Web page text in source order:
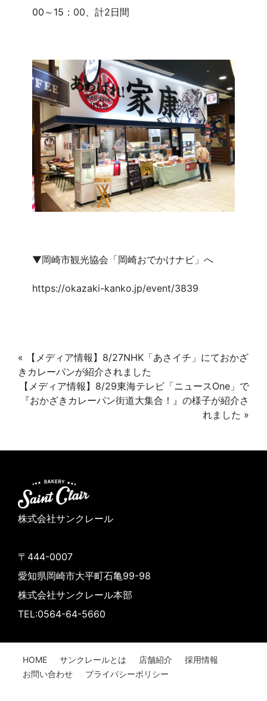
00～15：00、計2日間
▼岡崎市観光協会「岡崎おでかけナビ」へ
https://okazaki-kanko.jp/event/3839
«
【メディア情報】8/27NHK「あさイチ」にておかざ
きカレーパンが紹介されました
【メディア情報】8/29東海テレビ「ニュースOne」で
『おかざきカレーパン街道大集合！』の様子が紹介さ
れました »
株式会社サンクレール
〒444-0007
愛知県岡崎市大平町石亀99-98
株式会社サンクレール本部
TEL:0564-64-5660
HOME サンクレールとは 店舗紹介
採用情報
お問い合わせ
プライバシーポリシー